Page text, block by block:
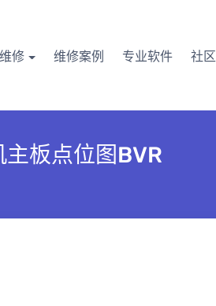
修 维修案例 专业软件 社区
板点位图BVR